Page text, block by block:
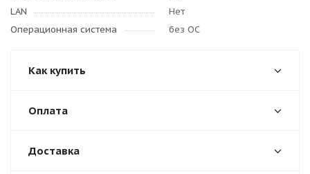
LAN
Нет
Операционная система
без ОС
Как купить
Оплата
Доставка